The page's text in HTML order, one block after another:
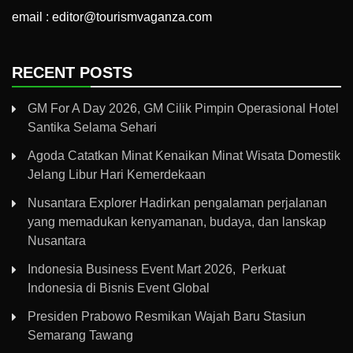
email : editor@tourismvaganza.com
RECENT POSTS
GM For A Day 2026, GM Cilik Pimpin Operasional Hotel
Santika Selama Sehari
Agoda Catatkan Minat Kenaikan Minat Wisata Domestik
Jelang Libur Hari Kemerdekaan
Nusantara Explorer Hadirkan pengalaman perjalanan
yang memadukan kenyamanan, budaya, dan lanskap
Nusantara
Indonesia Business Event Mart 2026, Perkuat
Indonesia di Bisnis Event Global
Presiden Prabowo Resmikan Wajah Baru Stasiun
Semarang Tawang